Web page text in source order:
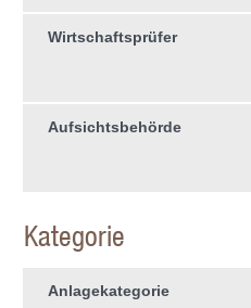
Wirtschaftsprüfer
Aufsichtsbehörde
Kategorie
Anlagekategorie